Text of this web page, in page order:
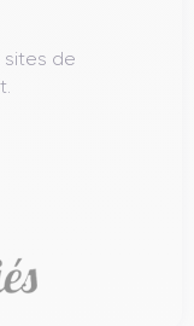
de